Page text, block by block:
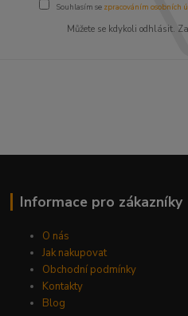
Souhlasím se zpracováním osobních
Můžete se kdykoli odhlásit.
Informace pro zákazníky
O nás
Jak nakupovat
Obchodní podmínky
Kontakty
Blog